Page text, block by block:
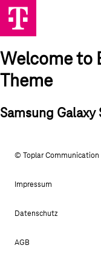
Welcome to
Theme
Samsung Galaxy
© Toplar Communication
Impressum
Datenschutz
AGB